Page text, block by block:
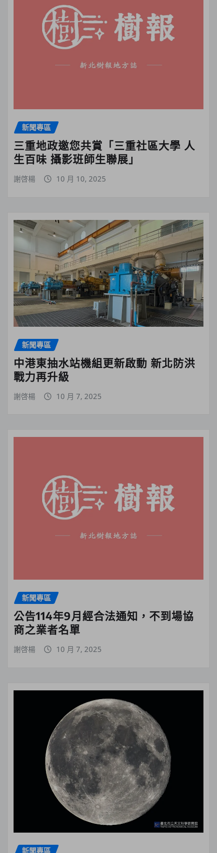
新聞專區
三重地政邀您共賞「三重社區大學 人
生百味 攝影班師生聯展」
謝啓楊 10 月 10, 2025
新聞專區
中港東抽水站機組更新啟動 新北防洪
戰力再升級
謝啓楊 10 月 7, 2025
新聞專區
公告114年9月經合法通知，不到場協
商之業者名單
謝啓楊 10 月 7, 2025
新聞專區